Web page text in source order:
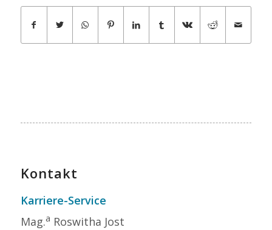
Kontakt
Karriere-Service
Mag.a Roswitha Jost